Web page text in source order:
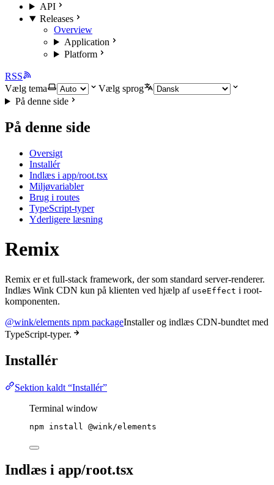
API
Releases
Overview
Application
Platform
RSS
Vælg tema
Vælg sprog
På denne side
På denne side
Oversigt
Installér
Indlæs i app/root.tsx
Miljøvariabler
Brug i routes
TypeScript-typer
Yderligere læsning
Remix
Remix er et full-stack framework, der som standard server-renderer.
Indlæs Wink CDN kun på klienten ved hjælp af useEffect i root-
komponenten.
@wink/elements npm packageInstaller og indlæs CDN-bundtet med
TypeScript-typer.
Installér
Sektion kaldt “Installér”
Terminal window
npm install @wink/elements
Indlæs i app/root.tsx